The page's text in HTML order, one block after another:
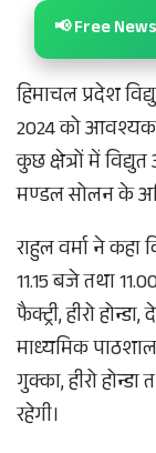
📢 Free
हिमाचल प्रदेश
2024 को आवश्यक
कुछ क्षेत्रों में
मण्डल सोलन के
राहुल वर्मा ने कहा
11.15 बजे तथा
फैक्ट्री, हीरो
माध्यमिक
गुक्का, हीरो
रहेगी।